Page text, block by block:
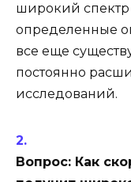
широкий спектр
определенные
все еще
постоянно
исследований.
Вопрос: Как